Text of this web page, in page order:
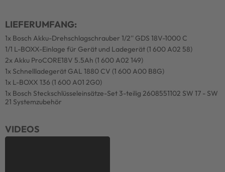
LIEFERUMFANG:
1x Bosch Akku-Drehschlagschrauber 1/2'' GDS 18V-1000 C
1/1 L-BOXX-Einlage für Gerät und Ladegerät (1 600 A02 58)
2x Akku ProCORE18V 5.5Ah (1 600 A02 149)
1x Schnellladegerät GAL 1880 CV (1 600 A00 B8G)
1x L-BOXX 136 (1 600 A01 2G0)
1x Bosch Steckschlüsseleinsätze-Set 3-teilig 2608551102 SW 17 - SW
21 Systemzubehör
VIDEOS